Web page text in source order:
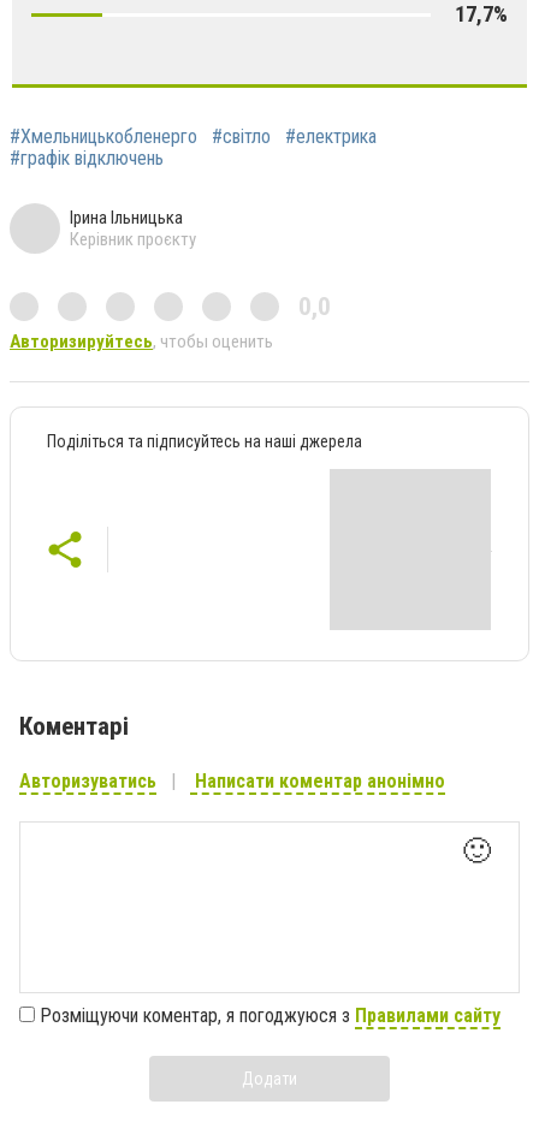
17,7%
#Хмельницькобленерго #світло
#електрика
#графік відключень
Ірина Ільницька
Керівник проєкту
0,0
Авторизируйтесь, чтобы оценить
Поділіться та підписуйтесь на наші джерела
Коментарі
Авторизуватись Написати коментар анонімно
🙂
Розміщуючи коментар, я погоджуюся з Правилами сайту
Додати